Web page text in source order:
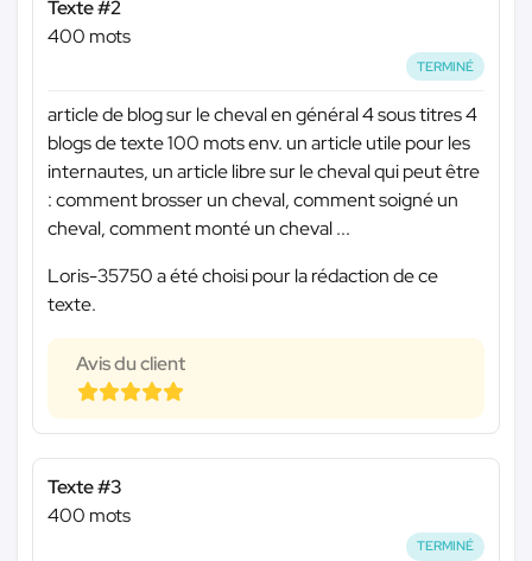
Texte #2
400 mots
TERMINÉ
article de blog sur le cheval en général 4 sous titres 4
blogs de texte 100 mots env. un article utile pour les
internautes, un article libre sur le cheval qui peut être
: comment brosser un cheval, comment soigné un
cheval, comment monté un cheval ...
Loris-35750 a été choisi pour la rédaction de ce
texte.
Avis du client
Texte #3
400 mots
TERMINÉ